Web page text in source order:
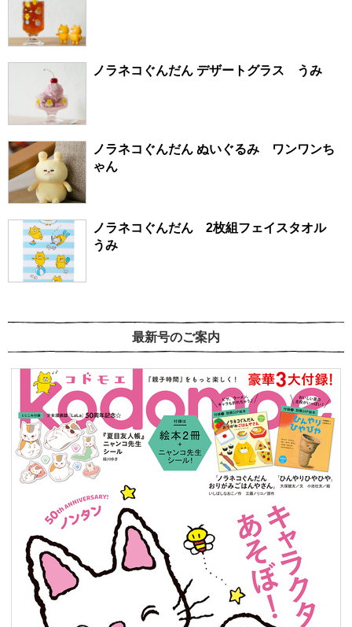
ノラネコぐんだん デザートグラス うみ
ノラネコぐんだん ぬいぐるみ ワンワンち
ゃん
ノラネコぐんだん 2枚組フェイスタオル
うみ
最新号のご案内